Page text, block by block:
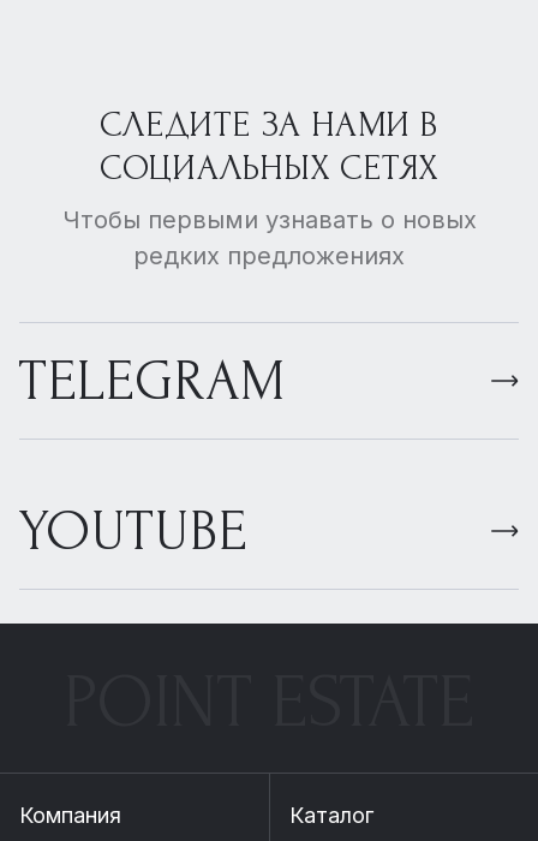
СЛЕДИТЕ ЗА НАМИ В
СОЦИАЛЬНЫХ СЕТЯХ
Чтобы первыми узнавать о новых
редких предложениях
TELEGRAM
YOUTUBE
Компания Каталог